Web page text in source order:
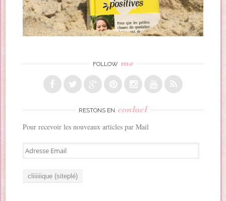
FOLLOW me
RESTONS EN contact
Pour recevoir les nouveaux articles par Mail
A
d